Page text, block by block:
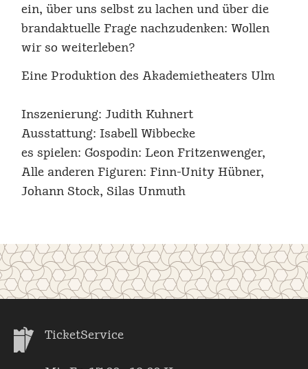
ein, über uns selbst zu lachen und über die
brandaktuelle Frage nachzudenken: Wollen
wir so weiterleben?
Eine Produktion des Akademietheaters Ulm
Inszenierung: Judith Kuhnert
Ausstattung: Isabell Wibbecke
es spielen: Gospodin: Leon Fritzenwenger,
Alle anderen Figuren: Finn-Unity Hübner,
Johann Stock, Silas Unmuth
TicketService